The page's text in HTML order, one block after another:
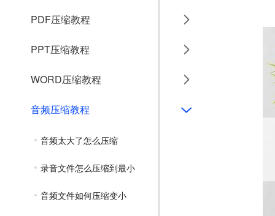
PDF压缩教程
PPT压缩教程
WORD压缩教程
音频压缩教程
音频太大了怎么压缩
录音文件怎么压缩到最小
音频文件如何压缩变小